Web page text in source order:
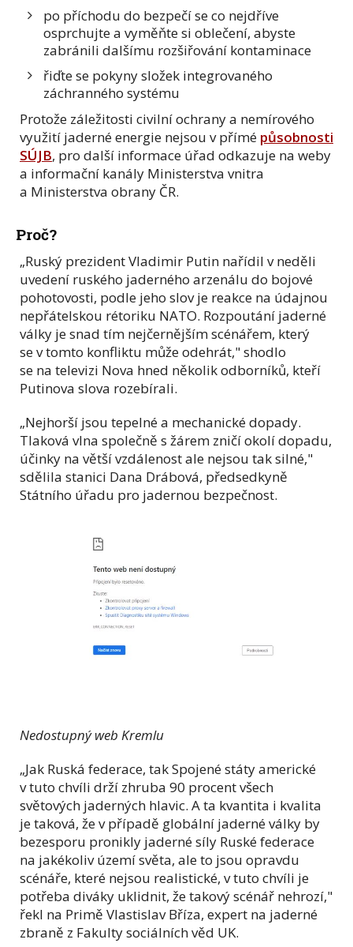
po příchodu do bezpečí se co nejdříve
osprchujte a vyměňte si oblečení, abyste
zabránili dalšímu rozšiřování kontaminace
řiďte se pokyny složek integrovaného
záchranného systému
Protože záležitosti civilní ochrany a nemírového
využití jaderné energie nejsou v přímé působnosti
SÚJB, pro další informace úřad odkazuje na weby
a informační kanály Ministerstva vnitra
a Ministerstva obrany ČR.
Proč?
„Ruský prezident Vladimir Putin nařídil v neděli
uvedení ruského jaderného arzenálu do bojové
pohotovosti, podle jeho slov je reakce na údajnou
nepřátelskou rétoriku NATO. Rozpoutání jaderné
války je snad tím nejčernějším scénářem, který
se v tomto konfliktu může odehrát," shodlo
se na televizi Nova hned několik odborníků, kteří
Putinova slova rozebírali.
„Nejhorší jsou tepelné a mechanické dopady.
Tlaková vlna společně s žárem zničí okolí dopadu,
účinky na větší vzdálenost ale nejsou tak silné,"
sdělila stanici Dana Drábová, předsedkyně
Státního úřadu pro jadernou bezpečnost.
Nedostupný web Kremlu
„Jak Ruská federace, tak Spojené státy americké
v tuto chvíli drží zhruba 90 procent všech
světových jaderných hlavic. A ta kvantita i kvalita
je taková, že v případě globální jaderné války by
bezesporu pronikly jaderné síly Ruské federace
na jakékoliv území světa, ale to jsou opravdu
scénáře, které nejsou realistické, v tuto chvíli je
potřeba diváky uklidnit, že takový scénář nehrozí,"
řekl na Primě Vlastislav Bříza, expert na jaderné
zbraně z Fakulty sociálních věd UK.